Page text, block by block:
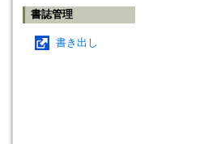
書誌管理
書き出し